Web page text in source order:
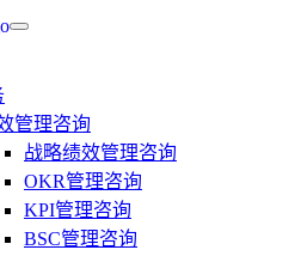
管理咨询
战略绩效管理咨询
OKR管理咨询
KPI管理咨询
BSC管理咨询